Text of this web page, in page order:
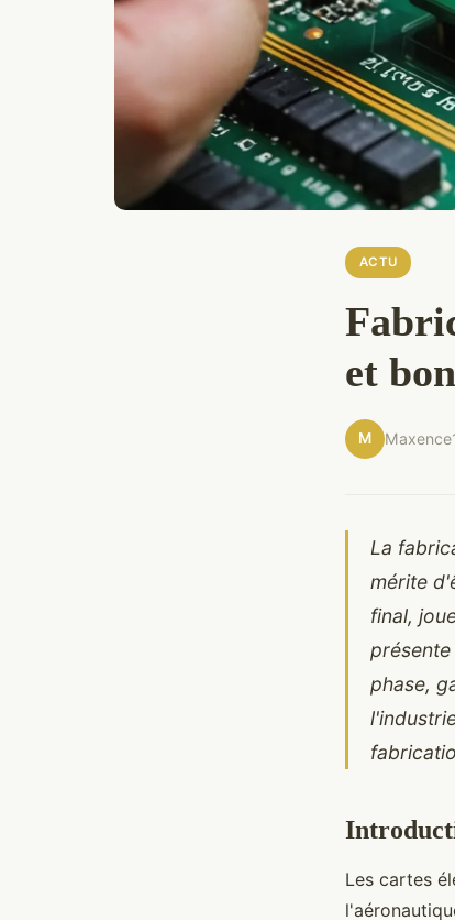
ACTU
et
M Maxence
La
mérite
final,
phase,
Les cartes